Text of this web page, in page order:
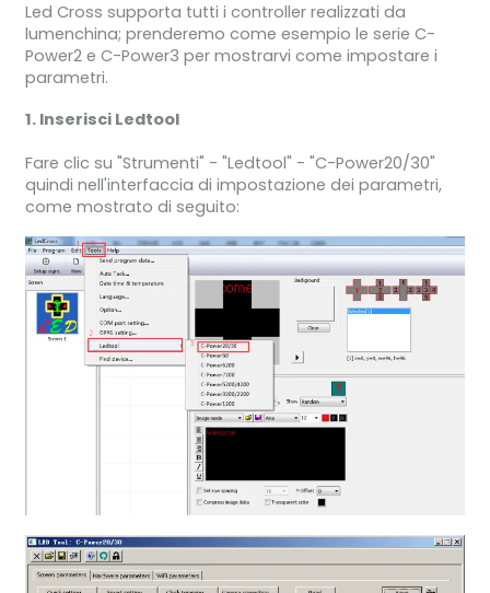
Led Cross supporta tutti i controller realizzati da
lumenchina; prenderemo come esempio le serie C-
Power2 e C-Power3 per mostrarvi come impostare i
parametri.
1. Inserisci Ledtool
Fare clic su "Strumenti" - "Ledtool" - "C-Power20/30"
quindi nell'interfaccia di impostazione dei parametri,
come mostrato di seguito: